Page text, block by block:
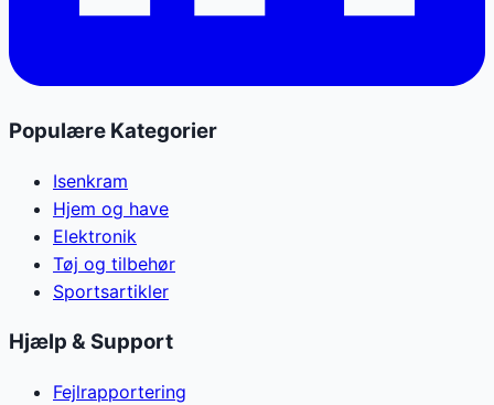
Populære Kategorier
Isenkram
Hjem og have
Elektronik
Tøj og tilbehør
Sportsartikler
Hjælp & Support
Fejlrapportering